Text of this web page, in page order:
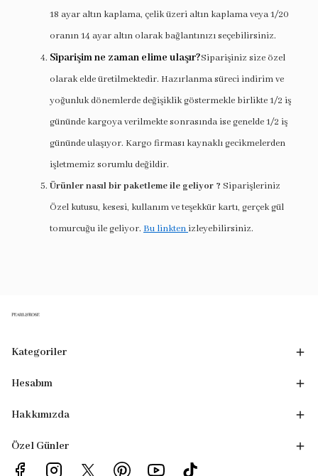
18 ayar altın kaplama, çelik üzeri altın kaplama veya 1/20
oranın 14 ayar altın olarak bağlantınızı seçebilirsiniz.
Siparişim ne zaman elime ulaşır?Siparişiniz size özel
olarak elde üretilmektedir. Hazırlanma süreci indirim ve
yoğunluk dönemlerde değişiklik göstermekle birlikte 1/2 iş
gününde kargoya verilmekte sonrasında ise genelde 1/2 iş
gününde ulaşıyor. Kargo firması kaynaklı gecikmelerden
işletmemiz sorumlu değildir.
Ürünler nasıl bir paketleme ile geliyor ? Siparişleriniz
Özel kutusu, kesesi, kullanım ve teşekkür kartı, gerçek gül
tomurcuğu ile geliyor. Bu linkten izleyebilirsiniz.
Kategoriler
Hesabım
Hakkımızda
Özel Günler